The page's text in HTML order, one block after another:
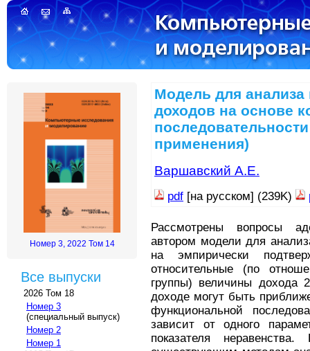
Номер 3, 2022 Том 14
Все выпуски
2026 Том 18
Номер 3
(специальный выпуск)
Номер 2
Номер 1
Модель для анализа
доходов на основе
применения)
Варшавский А.Е.
pdf [на русском] (239K)
Рассмотрены вопросы
автором модели для
на эмпирически
относительные (по
группы) величины дохода
доходе могут быть
функциональной
зависит от одного
показателя